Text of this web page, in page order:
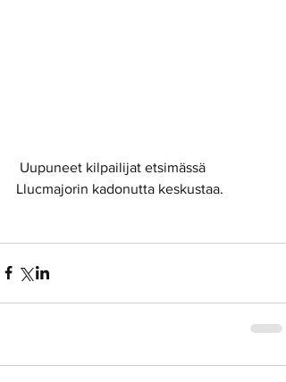
Llucmajorin kadonutta keskustaa.